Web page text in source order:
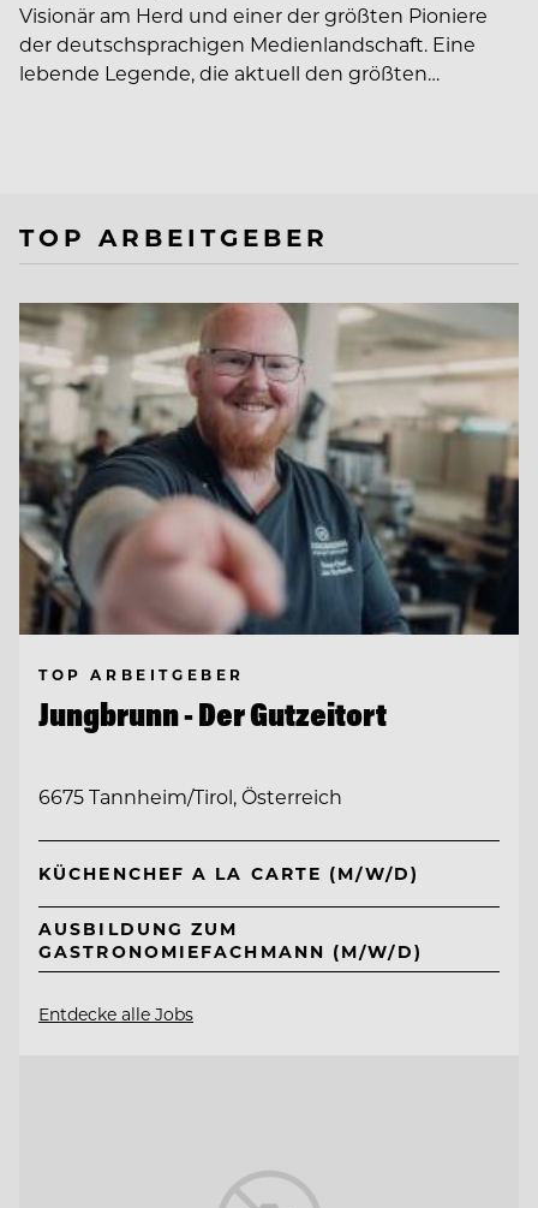
Visionär am Herd und einer der größten Pioniere
der deutschsprachigen Medienlandschaft. Eine
lebende Legende, die aktuell den größten…
TOP ARBEITGEBER
TOP ARBEITGEBER
Jungbrunn - Der Gutzeitort
6675 Tannheim/Tirol, Österreich
KÜCHENCHEF A LA CARTE (M/W/D)
AUSBILDUNG ZUM
GASTRONOMIEFACHMANN (M/W/D)
Entdecke alle Jobs